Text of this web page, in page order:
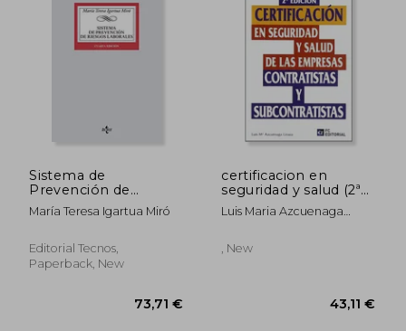
Sistema de
Prevención de
Riesgos Laborales (in
Spanish)
María Teresa Igartua Miró
Editorial Tecnos,
Paperback, New
certificacion en
seguridad y salud (2ª
ed.) (in Spanish)
Luis Maria Azcuenaga
, New